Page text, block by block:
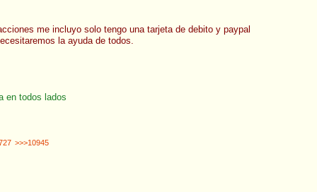
me incluyo solo tengo una tarjeta de debito y paypal
la ayuda de todos.
en todos lados
>>>10945